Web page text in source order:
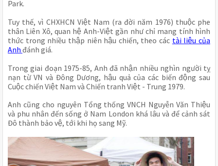
Park.
Tuy thế, vì CHXHCN Việt Nam (ra đời năm 1976) thuộc phe
thân Liên Xô, quan hệ Anh-Việt gần như chỉ mang tính hình
thức trong nhiều thập niên hậu chiến, theo các tài liệu của
Anh đánh giá.
Trong giai đoạn 1975-85, Anh đã nhận nhiều nghìn người tỵ
nạn từ VN và Đông Dương, hậu quả của các biến động sau
Cuộc chiến Việt Nam và Chiến tranh Việt - Trung 1979.
Anh cũng cho nguyên Tổng thống VNCH Nguyễn Văn Thiệu
và phu nhân đến sống ở Nam London khá lâu và để cảnh sát
Đô thành bảo vệ, tới khi họ sang Mỹ.